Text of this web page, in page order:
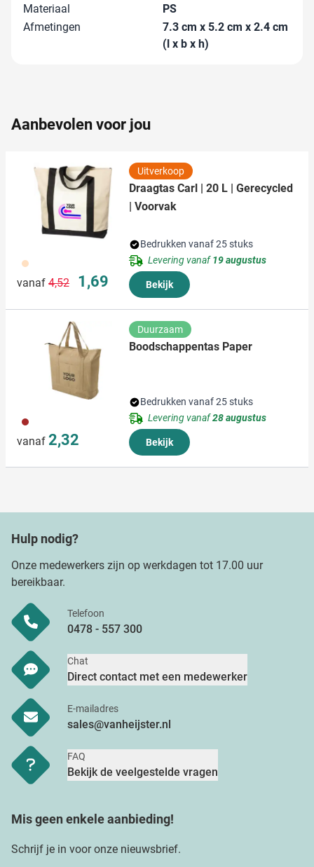
partners voor social media, adverteren en analyse. Deze
partners kunnen deze gegevens combineren met andere
Materiaal
PS
Afmetingen
7.3 cm x 5.2 cm x 2.4 cm
(l x b x h)
Aanbevolen voor jou
357
vanaf Normale prijs
4,52 Speciale prijs
1,69
Uitverkoop
Draagtas Carl | 20 L | Gerecycled
| Voorvak
Bedrukken vanaf 25 stuks
Levering vanaf19 augustus
Bekijk
011
vanaf 2,32
Duurzaam
Boodschappentas Paper
Bedrukken vanaf 25 stuks
Levering vanaf28 augustus
Bekijk
Hulp nodig?
Onze medewerkers zijn op werkdagen tot 17.00 uur
bereikbaar.
Telefoon
0478 - 557 300
Chat
Direct contact met een medewerker
E-mailadres
sales@vanheijster.nl
FAQ
Bekijk de veelgestelde vragen
Mis geen enkele aanbieding!
Schrijf je in voor onze nieuwsbrief.